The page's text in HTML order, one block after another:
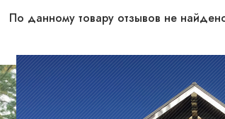
По данному товару отзывов не